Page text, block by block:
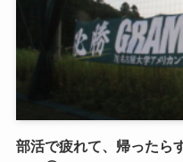
部活で疲れて、帰ったら